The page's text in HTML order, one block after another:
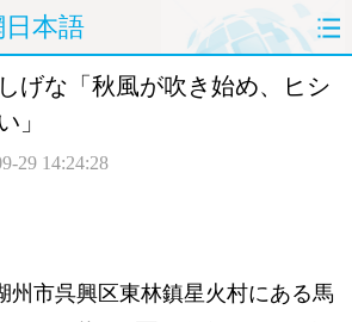
本語
政治 経済
げな「秋風が吹き始め、ヒシ
」
29 14:24:28
州市呉興区東林鎮星火村にある馬